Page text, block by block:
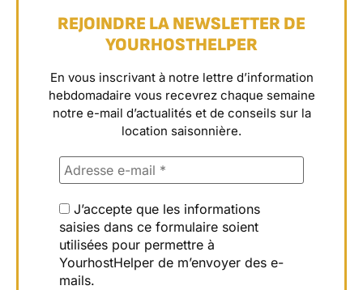
REJOINDRE LA NEWSLETTER DE
YOURHOSTHELPER
En vous inscrivant à notre lettre d’information
hebdomadaire vous recevrez chaque semaine
notre e-mail d’actualités et de conseils sur la
location saisonnière.
J’accepte que les informations
saisies dans ce formulaire soient
utilisées pour permettre à
YourhostHelper de m’envoyer des e-
mails.